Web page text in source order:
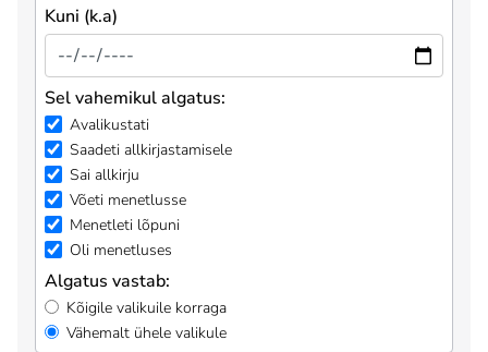
Kuni (k.a)
Sel vahemikul algatus:
Avalikustati
Saadeti allkirjastamisele
Sai allkirju
Võeti menetlusse
Menetleti lõpuni
Oli menetluses
Algatus vastab:
Kõigile valikuile korraga
Vähemalt ühele valikule